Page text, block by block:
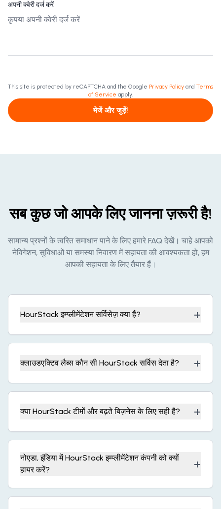
अपनी क्वेरी दर्ज करें
This site is protected by reCAPTCHA and the Google Privacy Policy and Terms
of Service apply.
भेजें और जुड़ें!
सब कुछ जो आपके लिए जानना ज़रूरी है!
सामान्य प्रश्नों के त्वरित समाधान पाने के लिए हमारे FAQ देखें। चाहे आपको
नेविगेशन, सुविधाओं या समस्या निवारण में सहायता की आवश्यकता हो, हम
आपकी सहायता के लिए तैयार हैं।
HourStack इम्प्लीमेंटेशन सर्विसेज़ क्या हैं? +
क्लाउडएक्टिव लैब्स कौन सी HourStack सर्विस देता है? +
क्या HourStack टीमों और बढ़ते बिज़नेस के लिए सही है? +
नोएडा, इंडिया में HourStack इम्प्लीमेंटेशन कंपनी को क्यों
हायर करें?
+